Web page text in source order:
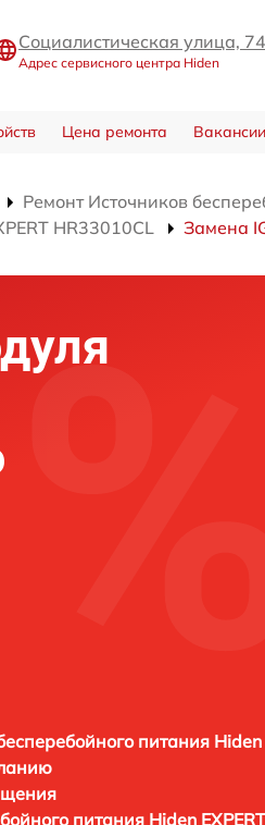
Социалистическая улица, 74
Адрес сервисного центра Hiden
Цена ремонта Вакансии
Ремонт Источников
HR33010CL
Замена
питания Hiden
питания Hiden